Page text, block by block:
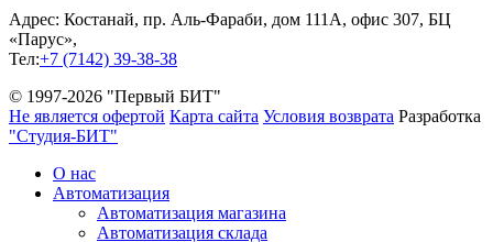
Адрес: Костанай, пр. Аль-Фараби, дом 111А, офис 307, БЦ
«Парус»,
Тел:+7 (7142) 39-38-38
© 1997-2026 "Первый БИТ"
Не является офертой Карта сайта Условия возврата Разработка
"Студия-БИТ"
О нас
Автоматизация
Автоматизация магазина
Автоматизация склада